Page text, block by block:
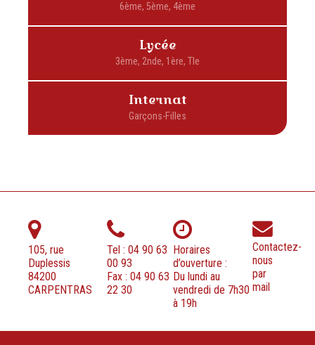
Lycée
Internat
105, rue
Duplessis
84200
CARPENTRAS
Tel : 04 90 63
00 93
Fax : 04 90 63
22 30
Horaires
d’ouverture :
Du lundi au
vendredi de 7h30
à 19h
Contactez-
nous
par
mail